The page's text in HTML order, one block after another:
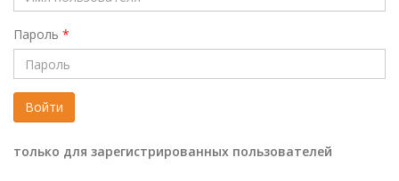
Пароль *
Войти
только для зарегистрированных пользователей